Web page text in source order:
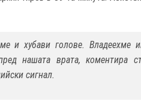
и хубави голове. Владеехме
нашата врата, коментира
сигнал.